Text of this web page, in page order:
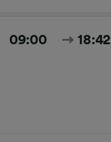
09:00 18:42